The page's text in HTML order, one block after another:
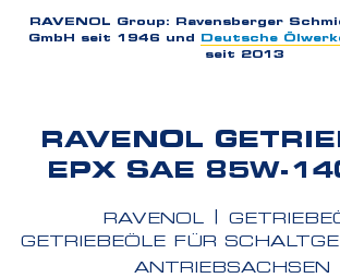
RAVENOL Group: Ravensberger
GmbH seit 1946 und
Deutsche
seit 2013
RAVENOL
EPX SAE 85W-
RAVENOL
GETRIEBEÖLE FÜR
ANTRIEBSACHSEN